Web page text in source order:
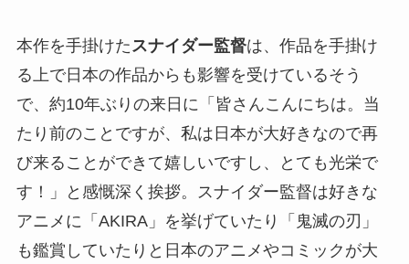
本作を手掛けたスナイダー監督は、作品を手掛け
る上で日本の作品からも影響を受けているそう
で、約10年ぶりの来日に「皆さんこんにちは。当
たり前のことですが、私は日本が大好きなので再
び来ることができて嬉しいですし、とても光栄で
す！」と感慨深く挨拶。スナイダー監督は好きな
アニメに「AKIRA」を挙げていたり「鬼滅の刃」
も鑑賞していたりと日本のアニメやコミックが大